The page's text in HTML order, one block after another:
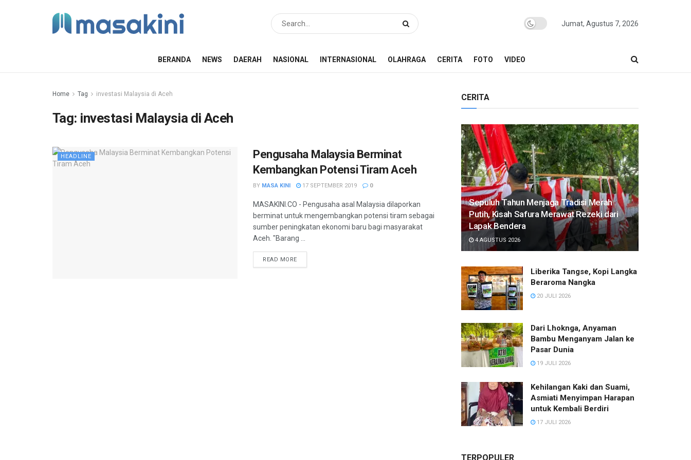
Jumat, Agustus 7, 2026
BERANDA NEWS DAERAH NASIONAL INTERNASIONAL OLAHRAGA CERITA FOTO VIDEO
Home Tag investasi Malaysia di Aceh
Tag: investasi Malaysia di Aceh
HEADLINE
Pengusaha Malaysia Berminat
Kembangkan Potensi Tiram Aceh
BY MASA KINI 17 SEPTEMBER 2019 0
MASAKINI.CO - Pengusaha asal Malaysia dilaporkan
berminat untuk mengembangkan potensi tiram sebagai
sumber peningkatan ekonomi baru bagi masyarakat
Aceh. "Barang ...
READ MORE
CERITA
Sepuluh Tahun Menjaga Tradisi Merah
Putih, Kisah Safura Merawat Rezeki dari
Lapak Bendera
4 AGUSTUS 2026
Liberika Tangse, Kopi Langka
Beraroma Nangka
20 JULI 2026
Dari Lhoknga, Anyaman
Bambu Menganyam Jalan ke
Pasar Dunia
19 JULI 2026
Kehilangan Kaki dan Suami,
Asmiati Menyimpan Harapan
untuk Kembali Berdiri
17 JULI 2026
TERPOPULER